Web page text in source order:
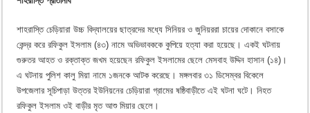
শাহরাস্তি চেড়িয়ারা উচ্চ বিদ্যালয়ের ছাত্রদের মধ্যে সিনিয়র ও জুনিয়ররা চায়ের দোকানে বসাকে
কেন্দ্র করে রফিকুল ইসলাম (৪৩) নামে অভিভাবককে কুপিয়ে হত্যা করা হয়েছে। একই ঘটনায়
গুরুতর আহত ও রক্তাক্ত জখম হয়েছেন রফিকুল ইসলামের ছেলে মেসবাহ উদ্দিন হাসান (১৪)।
এ ঘটনায় পুলিশ কালু মিয়া নামে ১জনকে আটক করেছে। মঙ্গলবার ৩১ ডিসেম্বর বিকেলে
উপজেলার সূচিপাড়া উত্তর ইউনিয়নের চেড়িয়ারা গ্রামের ষষ্ঠিবাড়ীতে এই ঘটনা ঘটে। নিহত
রফিকুল ইসলাম ওই বাড়ীর মৃত আশু মিয়ার ছেলে।